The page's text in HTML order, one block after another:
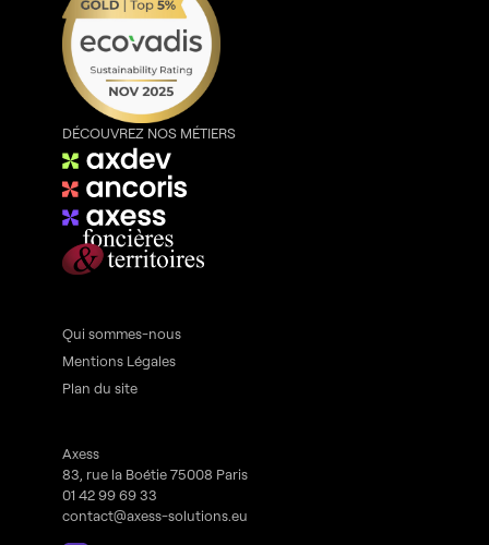
DÉCOUVREZ NOS MÉTIERS
Qui sommes-nous
Mentions Légales
Plan du site
Axess
83, rue la Boétie 75008 Paris
01 42 99 69 33
contact@axess-solutions.eu